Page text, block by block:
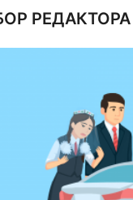
РЕДАКТОРА